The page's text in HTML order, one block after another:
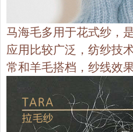
马海毛多用于花式纱，
应用比较广泛，纺纱技
常和羊毛搭档，纱线效